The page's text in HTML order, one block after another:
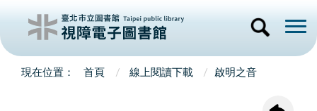
首頁 線上閱讀下載 啟明之音